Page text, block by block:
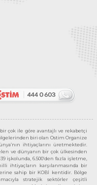
çok ile göre avantajlı ve rekabetçi
biri olan Ostim Organize
ihtiyaçlarını üretmektedir.
ve dünyanın bir çok ülkesinden
işkolunda, 6.500’den fazla işletme,
ihtiyaçların karşılanmasında bir
sahip bir KOBİ kentidir. Bölge
stratejik sektörler çeşitli